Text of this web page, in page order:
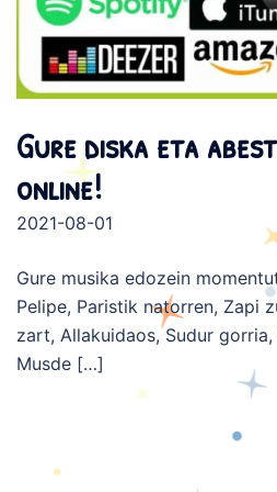
Gure diska eta
online!
2021-08-01
Gure musika edozein
Pelipe, Paristik natorren, Zapi
zart, Allakuidaos, Sudur
Musde […]